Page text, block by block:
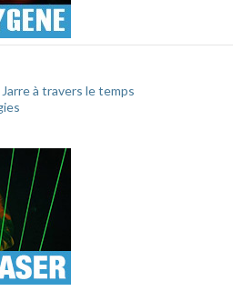
à travers le temps